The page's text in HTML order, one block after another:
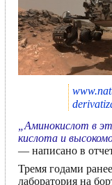
„Аминокислот в
кислота и
— написано в
Тремя годами
лаборатория на